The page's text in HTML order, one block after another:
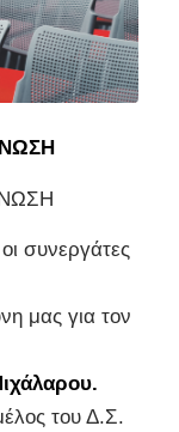
συνεργάτες
μας για τον
του Δ.Σ.